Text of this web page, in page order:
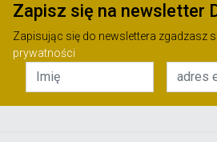
Zapisz się na newsletter
Zapisując się do newslettera zgadzasz
prywatności